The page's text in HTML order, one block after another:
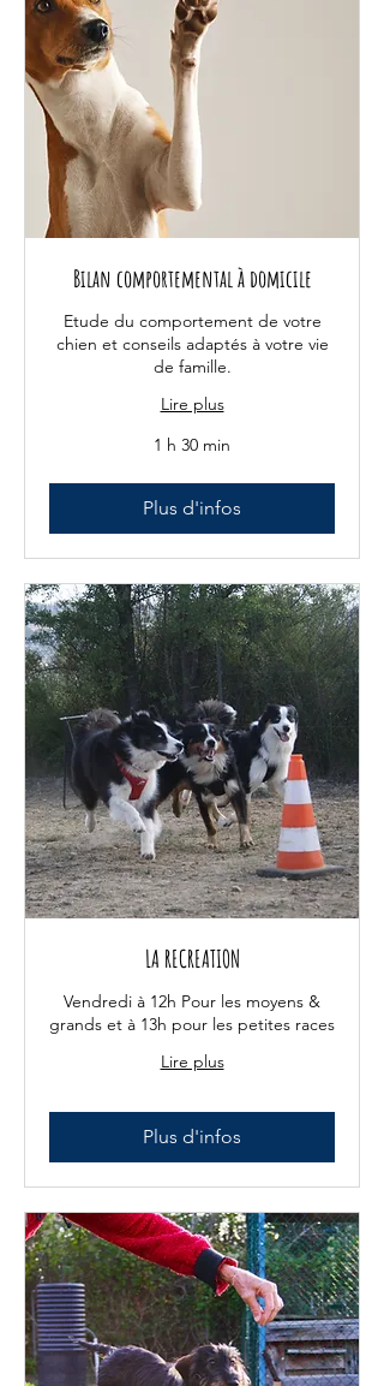
Bilan comportemental à domicile
Etude du comportement de votre
chien et conseils adaptés à votre vie
de famille.
Lire plus
1 h 30 min
Plus d'infos
LA RECREATION
Vendredi à 12h Pour les moyens &
grands et à 13h pour les petites races
Lire plus
Plus d'infos